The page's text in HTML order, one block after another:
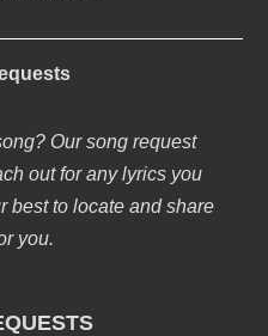
Our song request
out for any lyrics you
best to locate and share
you.